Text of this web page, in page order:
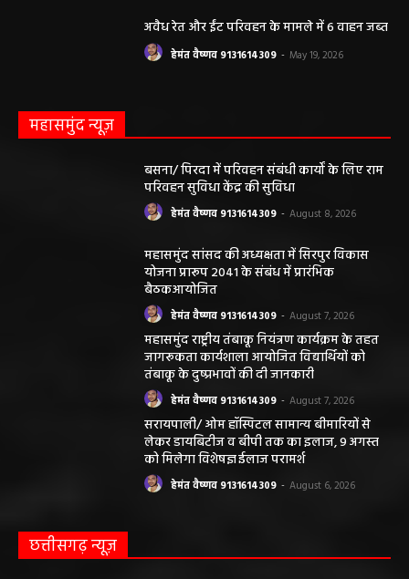
अवैध रेत और ईंट परिवहन के मामले में 6 वाहन जब्त
हेमंत वैष्णव 9131614309 - May 19, 2026
महासमुंद न्यूज़
बसना/ पिरदा में परिवहन संबंधी कार्यों के लिए राम
परिवहन सुविधा केंद्र की सुविधा
हेमंत वैष्णव 9131614309 - August 8, 2026
महासमुंद सांसद की अध्यक्षता में सिरपुर विकास
योजना प्रारूप 2041 के संबंध में प्रारंभिक
बैठकआयोजित
हेमंत वैष्णव 9131614309 - August 7, 2026
महासमुंद राष्ट्रीय तंबाकू नियंत्रण कार्यक्रम के तहत
जागरूकता कार्यशाला आयोजित विद्यार्थियों को
तंबाकू के दुष्प्रभावों की दी जानकारी
हेमंत वैष्णव 9131614309 - August 7, 2026
सरायपाली/ ओम हॉस्पिटल सामान्य बीमारियों से
लेकर डायबिटीज व बीपी तक का इलाज, 9 अगस्त
को मिलेगा विशेषज्ञ ईलाज परामर्श
हेमंत वैष्णव 9131614309 - August 6, 2026
छत्तीसगढ़ न्यूज़